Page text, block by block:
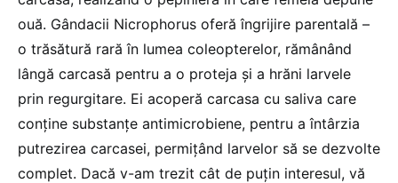
ouă. Gândacii Nicrophorus oferă îngrijire parentală –
o trăsătură rară în lumea coleopterelor, rămânând
lângă carcasă pentru a o proteja și a hrăni larvele
prin regurgitare. Ei acoperă carcasa cu saliva care
conține substanțe antimicrobiene, pentru a întârzia
putrezirea carcasei, permițând larvelor să se dezvolte
complet. Dacă v-am trezit cât de puțin interesul, vă